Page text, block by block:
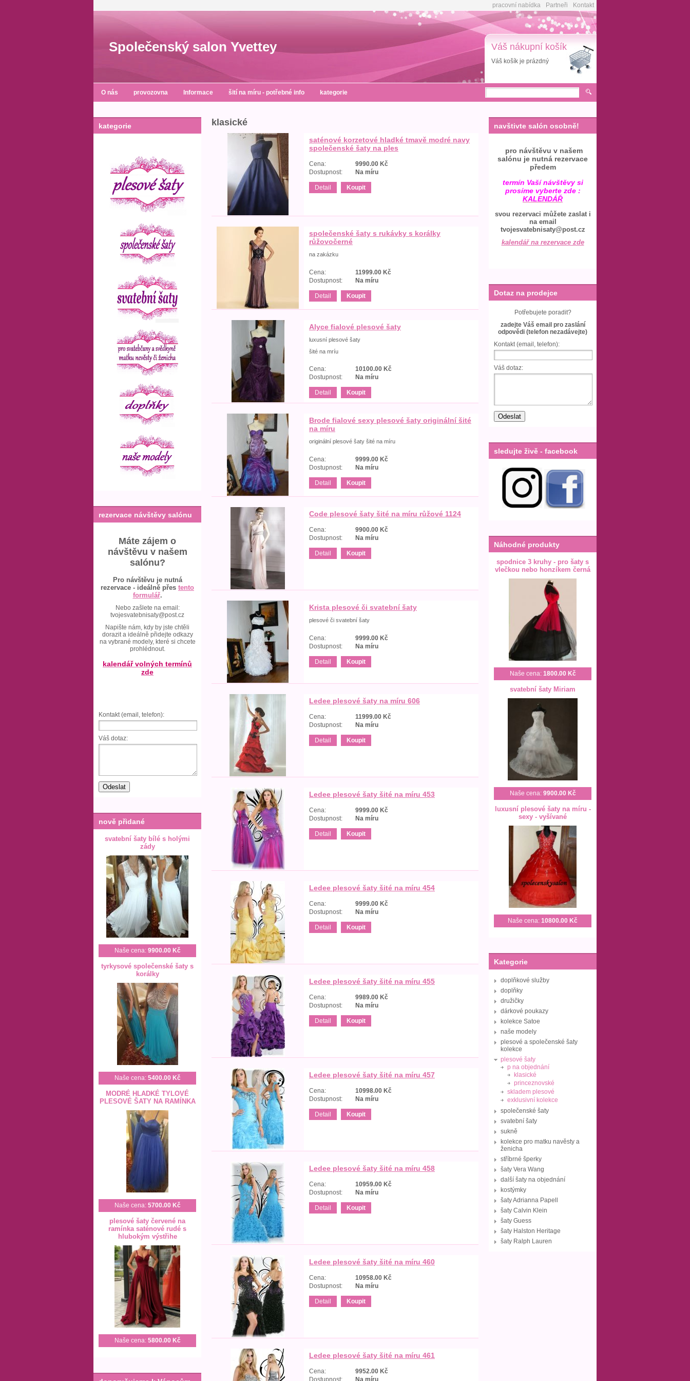
pracovní nabídka Partneři Kontakt
Společenský salon Yvettey Váš nákupní košík
Váš košík je prázdný
O nás provozovna Informace šití na míru - potřebné info kategorie
kategorie
rezervace návštěvy salónu
Máte zájem o
návštěvu v našem
salónu?
Pro návštěvu je nutná
rezervace - ideálně přes tento
formulář.
Nebo zašlete na email:
tvojesvatebnisaty@post.cz
Napište nám, kdy by jste chtěli
dorazit a ideálně přidejte odkazy
na vybrané modely, které si chcete
prohlédnout.
kalendář volných termínů
zde
Kontakt (email, telefon):
Váš dotaz:
nově přidané
svatební šaty bílé s holými
zády
Naše cena: 9900.00 Kč
tyrkysové společenské šaty s
korálky
Naše cena: 5400.00 Kč
MODRÉ HLADKÉ TYLOVÉ
PLESOVÉ ŠATY NA RAMÍNKA
Naše cena: 5700.00 Kč
plesové šaty červené na
ramínka saténové rudé s
hlubokým výstřihe
Naše cena: 5800.00 Kč
klasické
saténové korzetové hladké tmavě modré navy
společenské šaty na ples
Cena: 9990.00 Kč
Dostupnost:
Na míru
Detail Koupit
společenské šaty s rukávky s korálky
růžovočerné
na zakázku
Cena: 11999.00 Kč
Dostupnost:
Na míru
Detail Koupit
Alyce fialové plesové šaty
luxusní plesové šaty
šité na mríu
Cena: 10100.00 Kč
Dostupnost:
Na míru
Detail Koupit
Brode fialové sexy plesové šaty originální šité
na míru
originální plesové šaty šité na míru
Cena: 9999.00 Kč
Dostupnost:
Na míru
Detail Koupit
Code plesové šaty šité na míru růžové 1124
Cena: 9900.00 Kč
Dostupnost:
Na míru
Detail Koupit
Krista plesové či svatební šaty
plesové či svatební šaty
Cena: 9999.00 Kč
Dostupnost:
Na míru
Detail Koupit
Ledee plesové šaty na míru 606
Cena: 11999.00 Kč
Dostupnost:
Na míru
Detail Koupit
Ledee plesové šaty šité na míru 453
Cena: 9999.00 Kč
Dostupnost:
Na míru
Detail Koupit
Ledee plesové šaty šité na míru 454
Cena: 9999.00 Kč
Dostupnost:
Na míru
Detail Koupit
Ledee plesové šaty šité na míru 455
Cena: 9989.00 Kč
Dostupnost:
Na míru
Detail Koupit
Ledee plesové šaty šité na míru 457
Cena: 10998.00 Kč
Dostupnost:
Na míru
Detail Koupit
Ledee plesové šaty šité na míru 458
Cena: 10959.00 Kč
Dostupnost:
Na míru
Detail Koupit
Ledee plesové šaty šité na míru 460
Cena: 10958.00 Kč
Dostupnost:
Na míru
Detail Koupit
Ledee plesové šaty šité na míru 461
Cena: 9952.00 Kč
Dostupnost:
Na míru
navštivte salón osobně!
pro návštěvu v našem
salónu je nutná rezervace
předem
termín Vaší návštěvy si
prosíme vyberte zde :
KALENDÁŘ
svou rezervaci můžete zaslat i
na email
tvojesvatebnisaty@post.cz
kalendář na rezervace zde
Dotaz na prodejce
Potřebujete poradit?
zadejte Váš email pro zaslání
odpovědi (telefon nezadávejte)
Kontakt (email, telefon):
Váš dotaz:
sledujte živě - facebook
Náhodné produkty
spodnice 3 kruhy - pro šaty s
vlečkou nebo honzíkem černá
Naše cena: 1800.00 Kč
svatební šaty Miriam
Naše cena: 9900.00 Kč
luxusní plesové šaty na míru -
sexy - vyšívané
Naše cena: 10800.00 Kč
Kategorie
doplňkové služby
doplňky
družičky
dárkové poukazy
kolekce Satoe
naše modely
plesové a společenské šaty
kolekce
plesové šaty
p na objednání
klasické
princeznovské
skladem plesové
exklusivní kolekce
společenské šaty
svatební šaty
sukně
kolekce pro matku navěsty a
ženicha
stříbrné šperky
šaty Vera Wang
další šaty na objednání
kostýmky
šaty Adrianna Papell
šaty Calvin Klein
šaty Guess
šaty Halston Heritage
šaty Ralph Lauren